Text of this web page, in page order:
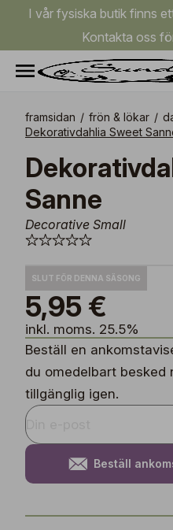
I vår fysiska butik finns
Kontakta oss
framsidan / frön & lökar /
Dekorativdahlia Sweet
Dekorativdahlia Sweet
Sanne
Decorative Small
SLUT FÖR DENNA SÄSONG
5,95 €
inkl. moms. 25.5%
Beställ en
du omedelbart besked
tillgänglig igen.
Beställ